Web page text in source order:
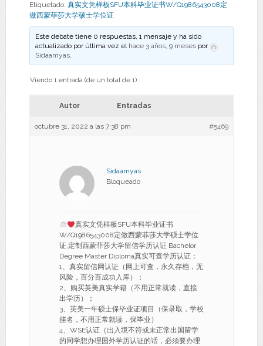
Etiquetado: 真实文凭样板SFU本科毕业证书W/Q1986543008定
做西蒙菲莎大学硕士学位证
Este debate tiene 0 respuestas, 1 mensaje y ha sido
actualizado por última vez el hace 3 años, 9 meses por
Sidaamyas.
Viendo 1 entrada (de un total de 1)
Autor Entradas
octubre 31, 2022 a las 7:38 pm #5469
Sidaamyas
Bloqueado
真实文凭样板SFU本科毕业证书
W/Q1986543008定做西蒙菲莎大学硕士学位
证,定制西蒙菲莎大学留信学历认证 Bachelor
Degree Master Diploma真实可查学历认证：
1、真实留信网认证（网上可查，永久存档，无
风险，百分百成功入库）；
2、购买英美真实学籍（不用正常就读，直接
出学历）；
3、英美一年硕士保毕业证项目（保录取，学校
挂名，不用正常就读，保毕业）
4、WSE认证（出入境不符或未正常出国留学
的同学想办理国外学历认证的话，必须要办理